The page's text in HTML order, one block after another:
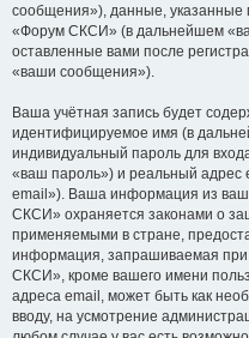
сообщения»), данные, указанные
«Форум СКСИ» (в дальнейшем
оставленные вами после
«ваши сообщения»).
Ваша учётная запись будет
идентифицируемое имя (в
индивидуальный пароль для
«ваш пароль») и реальный
email»). Ваша информация из
СКСИ» охраняется законами о
применяемыми в стране,
информация, запрашиваемая
СКСИ», кроме вашего имени
адреса email, может быть как
вводу, на усмотрение